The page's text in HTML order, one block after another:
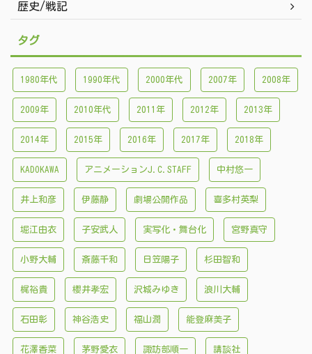
歴史/戦記
タグ
1980年代 1990年代 2000年代 2007年 2008年
2009年 2010年代 2011年 2012年 2013年
2014年 2015年 2016年 2017年 2018年
KADOKAWA アニメーションJ.C.STAFF 中村悠一
井上和彦 伊藤静 劇場公開作品 喜多村英梨
堀江由衣 子安武人 実写化・舞台化 宮野真守
小野大輔 斎藤千和 日笠陽子 杉田智和
梶裕貴 櫻井孝宏 沢城みゆき 浪川大輔
石田彰 神谷浩史 福山潤 能登麻美子
花澤香菜 茅野愛衣 諏訪部順一 講談社